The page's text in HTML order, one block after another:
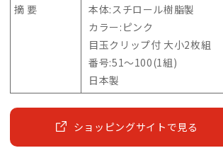
摘 要
本体:スチロール樹脂製
カラー:ピンク
目玉クリップ付 大小2枚組
番号:51～100(1組)
日本製
ショッピングサイトで見る